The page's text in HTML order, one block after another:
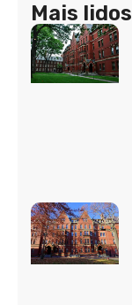
Mais lidos